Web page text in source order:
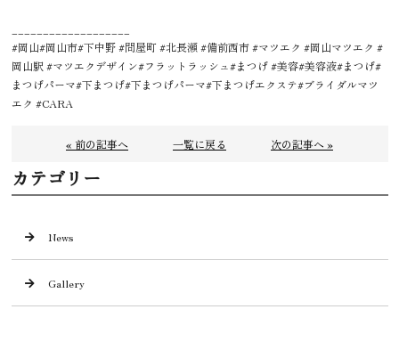
⁡#岡山#岡山市#下中野 #問屋町 #北長瀬 #備前西市 #マツエク #岡山マツエク #
岡山駅 #マツエクデザイン#フラットラッシュ#まつげ #美容#美容液#まつげ#
まつげパーマ#下まつげ#下まつげパーマ#下まつげエクステ#ブライダルマツ
エク #CARA
« 前の記事へ 一覧に戻る 次の記事へ »
カテゴリー
News
Gallery